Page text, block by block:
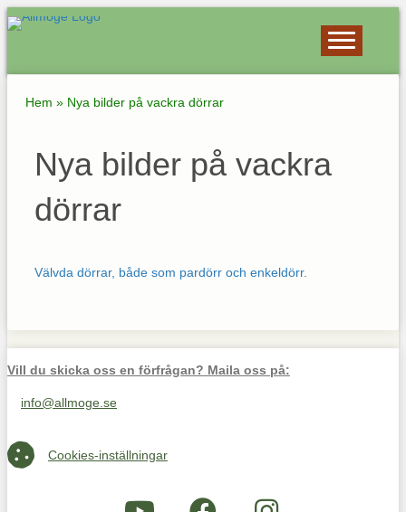
Hem » Nya bilder på vackra dörrar
Nya bilder på vackra
dörrar
Välvda dörrar, både som pardörr och enkeldörr.
Vill du skicka oss en förfrågan? Maila oss på:
Maila oss på info@allmoge.se
info@allmoge.se
Cookies-inställningar
Cookies-inställningar